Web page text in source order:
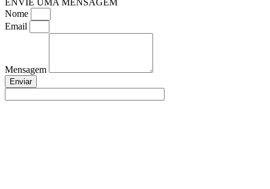
ENVIE UMA MENSAGEM
Nome
Email
Mensagem
Enviar